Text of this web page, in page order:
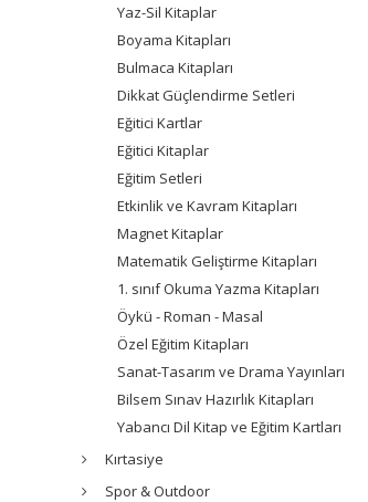
Yaz-Sil Kitaplar
Boyama Kitapları
Bulmaca Kitapları
Dikkat Güçlendirme Setleri
Eğitici Kartlar
Eğitici Kitaplar
Eğitim Setleri
Etkinlik ve Kavram Kitapları
Magnet Kitaplar
Matematik Geliştirme Kitapları
1. sınıf Okuma Yazma Kitapları
Öykü - Roman - Masal
Özel Eğitim Kitapları
Sanat-Tasarım ve Drama Yayınları
Bilsem Sınav Hazırlık Kitapları
Yabancı Dil Kitap ve Eğitim Kartları
Kırtasiye
Spor & Outdoor